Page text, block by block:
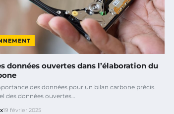
données ouvertes dans l’élaboration du
des données pour un bilan carbone précis.
des données ouvertes…
19 février 2025